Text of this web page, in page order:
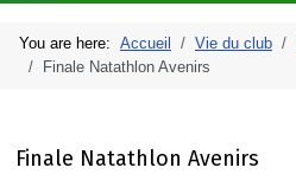
You are here: Accueil Vie du club
Finale Natathlon Avenirs
Finale Natathlon Avenirs